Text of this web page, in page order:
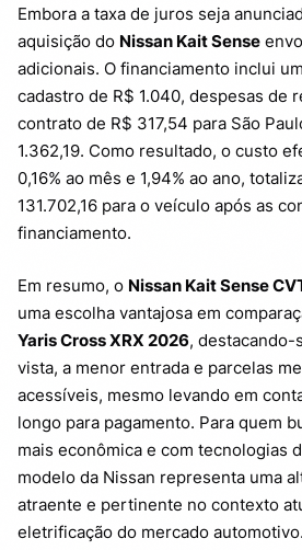
Embora a taxa de juros seja
aquisição do Nissan Kait Sense
adicionais. O financiamento inclui
cadastro de R$ 1.040, despesas de
contrato de R$ 317,54 para São
1.362,19. Como resultado, o custo
0,16% ao mês e 1,94% ao ano,
131.702,16 para o veículo após as
financiamento.
Em resumo, o Nissan Kait Sense
uma escolha vantajosa em
Yaris Cross XRX 2026, destacando-
vista, a menor entrada e parcelas
acessíveis, mesmo levando em
longo para pagamento. Para quem
mais econômica e com tecnologias
modelo da Nissan representa uma
atraente e pertinente no contexto
eletrificação do mercado automotivo.